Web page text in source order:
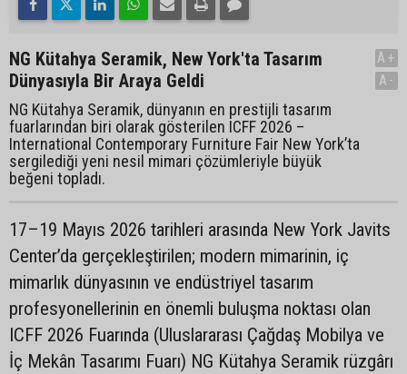
NG Kütahya Seramik, New York'ta Tasarım
Dünyasıyla Bir Araya Geldi
NG Kütahya Seramik, dünyanın en prestijli tasarım
fuarlarından biri olarak gösterilen ICFF 2026 –
International Contemporary Furniture Fair New York’ta
sergilediği yeni nesil mimari çözümleriyle büyük
beğeni topladı.
A+
A-
17–19 Mayıs 2026 tarihleri arasında New York Javits
Center’da gerçekleştirilen; modern mimarinin, iç
mimarlık dünyasının ve endüstriyel tasarım
profesyonellerinin en önemli buluşma noktası olan
ICFF 2026 Fuarında (Uluslararası Çağdaş Mobilya ve
İç Mekân Tasarımı Fuarı) NG Kütahya Seramik rüzgârı